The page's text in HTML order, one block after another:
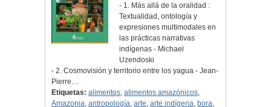
- 1. Más allá de la oralidad :
Textualidad, ontología y
expresiones multimodales en
las prácticas narrativas
indígenas - Michael
Uzendoski
- 2. Cosmovisión y territorio entre los yagua - Jean-
Pierre…
Etiquetas: alimentos, alimentos amazónicos,
Amazonia, antropología, arte, arte indígena, bora,